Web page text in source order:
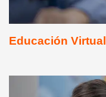
Educación Virtual